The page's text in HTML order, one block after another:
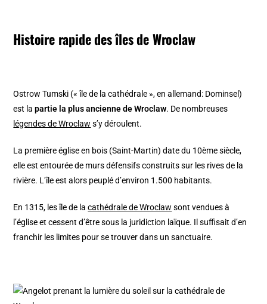
Histoire rapide des îles de Wroclaw
Ostrow Tumski (« île de la cathédrale », en allemand: Dominsel)
est lapartie la plus ancienne de Wroclaw. De nombreuses
légendes de Wroclaw s’y déroulent.
La première église en bois (Saint-Martin) date du 10ème siècle,
elle est entourée de murs défensifs construits sur les rives de la
rivière. L’île est alors peuplé d’environ 1.500 habitants.
En 1315, les île de lacathédrale de Wroclaw sont vendues à
l’église et cessent d’être sous la juridiction laïque. Il suffisait d’en
franchir les limites pour se trouver dans un sanctuaire.